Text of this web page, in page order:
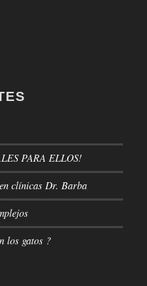
PARA ELLOS!
clínicas Dr. Barba
los gatos ?